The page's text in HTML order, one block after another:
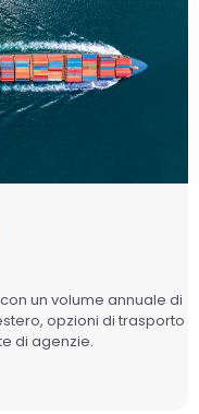
un volume annuale di
opzioni di trasporto
di agenzie.